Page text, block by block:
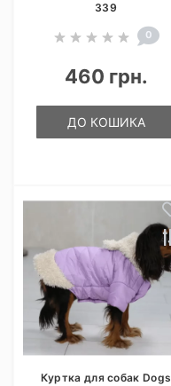
339
0
460 грн.
ДО КОШИКА
Куртка для собак Dogs